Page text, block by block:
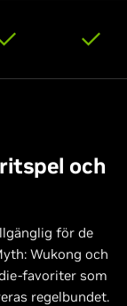
och
för de
Wukong och
favoriter som
regelbundet.